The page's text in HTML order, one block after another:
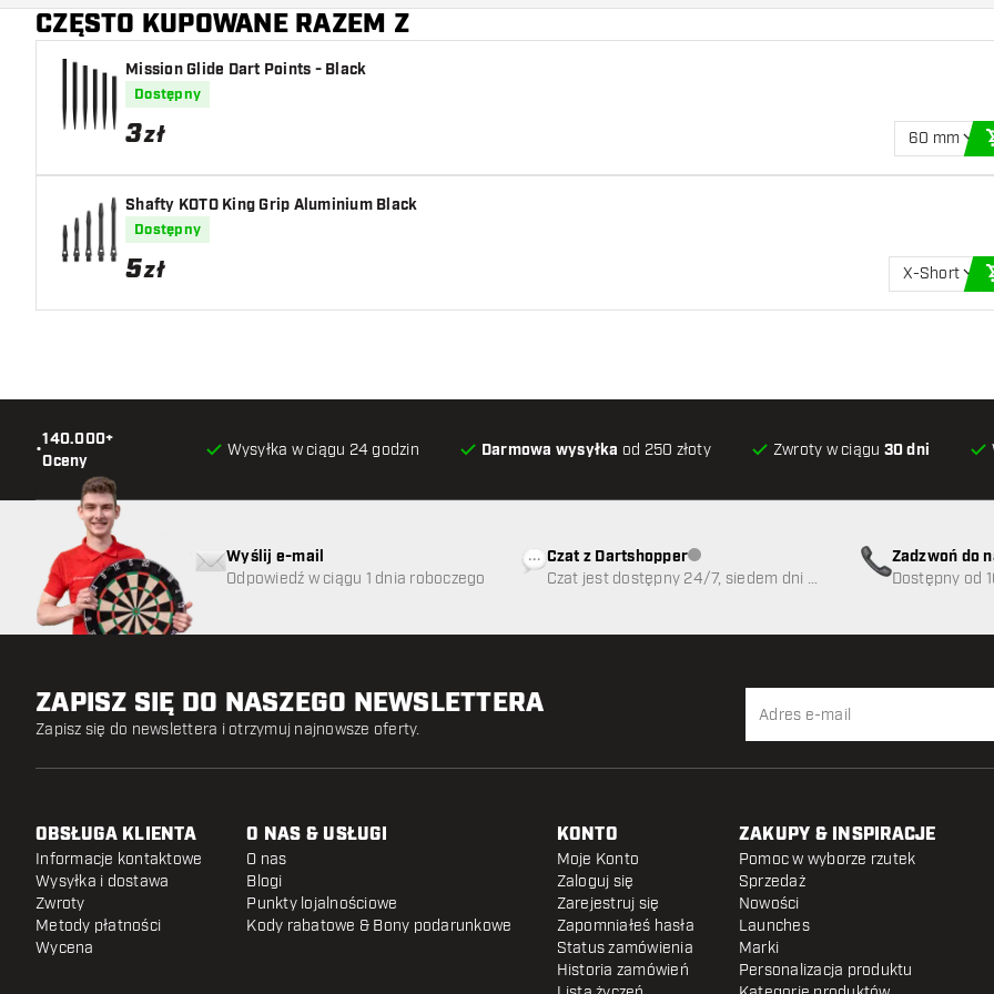
CZĘSTO KUPOWANE RAZEM Z
Mission Glide Dart Points - Black
Dostępny
3zł 60 mm
Shafty KOTO King Grip Aluminium Black
Dostępny
5zł X-Short
•
140.000+
Oceny
Wysyłka w ciągu 24 godzin Darmowa wysyłka od 250 złoty Zwroty w ciągu 30 dni
Wyślij e-mail
Odpowiedź w ciągu 1 dnia roboczego
Czat z DartshopperObsługa klienta niedostępna
Czat jest dostępny 24/7, siedem dni w
Zadzwoń do
89
Dostępny od
ZAPISZ SIĘ DO NASZEGO NEWSLETTERA
Zapisz się do newslettera i otrzymuj najnowsze oferty.
OBSŁUGA KLIENTA
Informacje kontaktowe
Wysyłka i dostawa
Zwroty
Metody płatności
Wycena
O NAS & USŁUGI
O nas
Blogi
Punkty lojalnościowe
Kody rabatowe & Bony podarunkowe
KONTO
Moje Konto
Zaloguj się
Zarejestruj się
Zapomniałeś hasła
Status zamówienia
Historia zamówień
ZAKUPY & INSPIRACJE
Pomoc w wyborze rzutek
Sprzedaż
Nowości
Launches
Marki
Personalizacja produktu